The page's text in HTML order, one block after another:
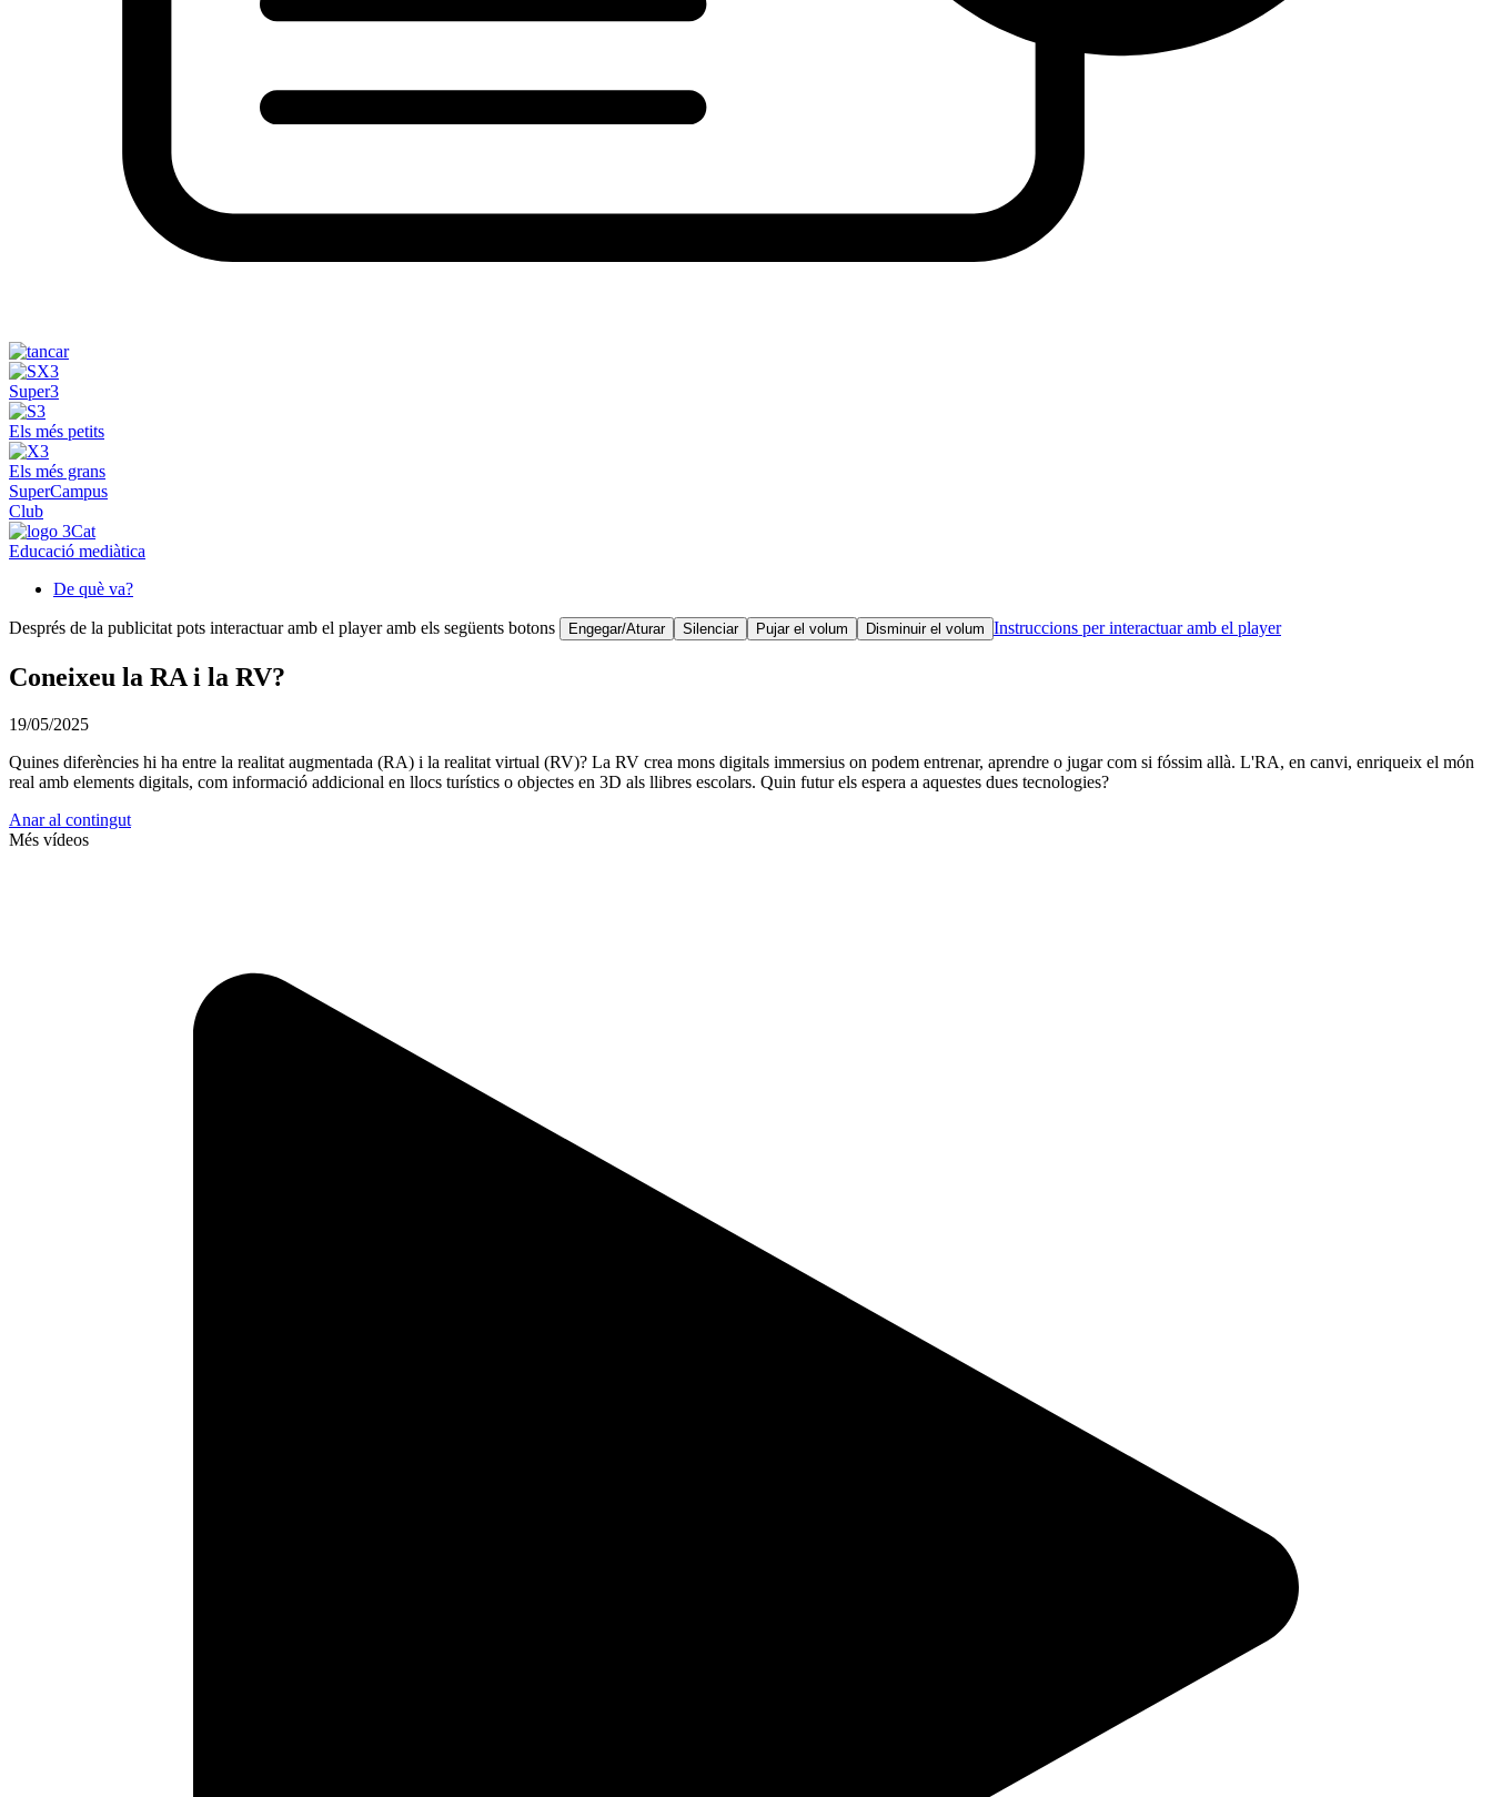
Super3
Els més petits
Els més grans
SuperCampus
Club
Educació mediàtica
De què va?
Després de la publicitat pots interactuar amb el player amb els següents botons Engegar/Aturar Silenciar Pujar el volum Disminuir el volum Instruccions per interactuar amb el player
Coneixeu la RA i la RV?
19/05/2025
Quines diferències hi ha entre la realitat augmentada (RA) i la realitat virtual (RV)? La RV crea mons digitals immersius on podem entrenar, aprendre o jugar com si fóssim allà. L'RA, en canvi, enriqueix el món
real amb elements digitals, com informació addicional en llocs turístics o objectes en 3D als llibres escolars. Quin futur els espera a aquestes dues tecnologies?
Anar al contingut
Més vídeos